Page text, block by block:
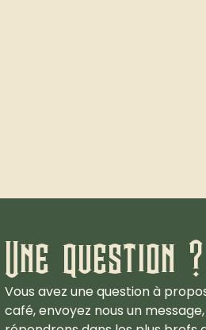
Une question ?
Vous avez une question à
café, envoyez nous un